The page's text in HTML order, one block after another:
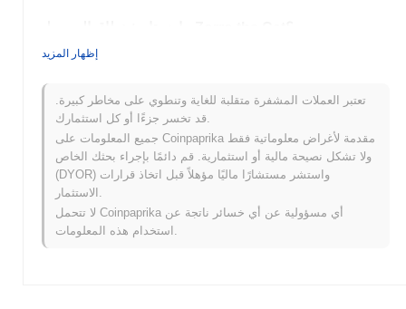
Zorro the Cat يتم تداوله حاليًا بنسبة أقل من ATH .
كيف يعمل Zorro the Cat مقارنة بسوق العملات المشفرة
الأوسع؟
سوق العملات المشفرة بشكل عام الذي سجل انخفاضًا0.39%
. يشير
إظهار المزيد
تعتبر العملات المشفرة متقلبة للغاية وتنطوي على مخاطر كبيرة.
قد تخسر جزءًا أو كل استثمارك.
جميع المعلومات على Coinpaprika مقدمة لأغراض معلوماتية فقط
ولا تشكل نصيحة مالية أو استثمارية. قم دائمًا بإجراء بحثك الخاص
(DYOR) واستشر مستشارًا ماليًا مؤهلاً قبل اتخاذ قرارات
لا تتحمل Coinpaprika أي مسؤولية عن أي خسائر ناتجة عن